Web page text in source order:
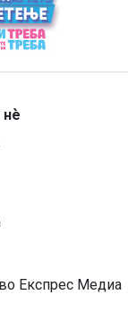
Експрес Медиа